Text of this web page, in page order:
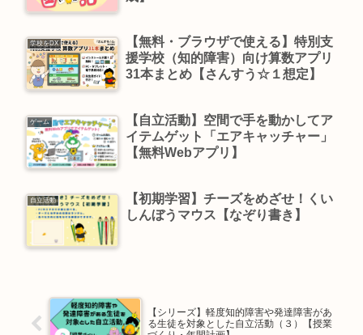
学校をDX
【無料・ブラウザで使える】特別支
援学校（知的障害）向け算数アプリ
31本まとめ【さんすう☆１想定】
ゲーム
【自立活動】空間で手を動かしてア
イテムゲット「エアキャッチャー」
【無料Webアプリ】
自立活動
【初期学習】チーズをめざせ！くい
しんぼうマウス【なぞり書き】
【シリーズ】軽度知的障害や発達障害があ
る生徒を対象とした自立活動（３）【授業